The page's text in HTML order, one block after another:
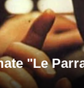
"Le